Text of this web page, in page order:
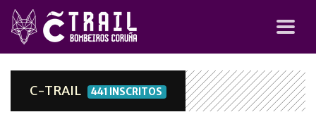
C-TRAIL 441 INSCRITOS